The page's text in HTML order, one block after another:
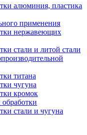
алюминия, пластика
применения
нержавеющих
стали и литой стали
титана
чугуна
кромок
стали и чугуна